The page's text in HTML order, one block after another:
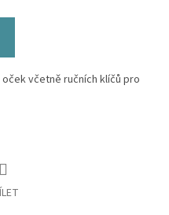
včetně ručních klíčů pro